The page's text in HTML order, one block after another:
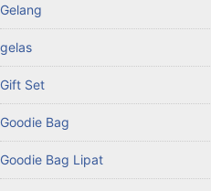
Gelang
gelas
Gift Set
Goodie Bag
Goodie Bag Lipat